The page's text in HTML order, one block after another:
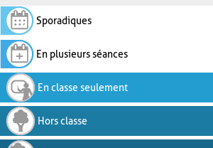
Sporadiques
En plusieurs séances
En classe seulement
Hors classe